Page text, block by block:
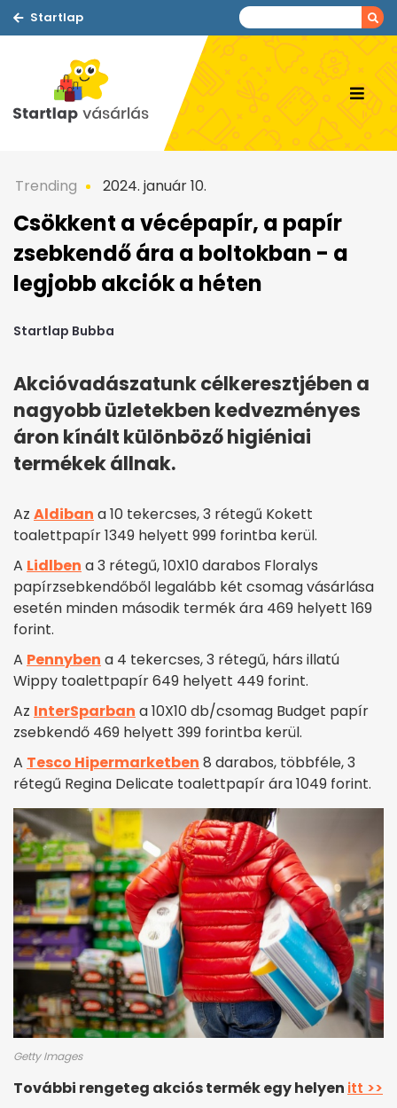
Startlap
Trending 2024. január 10.
Csökkent a vécépapír, a papír
zsebkendő ára a boltokban - a
legjobb akciók a héten
Startlap Bubba
Akcióvadászatunk célkeresztjében a
nagyobb üzletekben kedvezményes
áron kínált különböző higiéniai
termékek állnak.
Az Aldiban a 10 tekercses, 3 rétegű Kokett
toalettpapír 1349 helyett 999 forintba kerül.
A Lidlben a 3 rétegű, 10X10 darabos Floralys
papírzsebkendőből legalább két csomag vásárlása
esetén minden második termék ára 469 helyett 169
forint.
A Pennyben a 4 tekercses, 3 rétegű, hárs illatú
Wippy toalettpapír 649 helyett 449 forint.
Az InterSparban a 10X10 db/csomag Budget papír
zsebkendő 469 helyett 399 forintba kerül.
A Tesco Hipermarketben 8 darabos, többféle, 3
rétegű Regina Delicate toalettpapír ára 1049 forint.
Getty Images
További rengeteg akciós termék egy helyen itt >>